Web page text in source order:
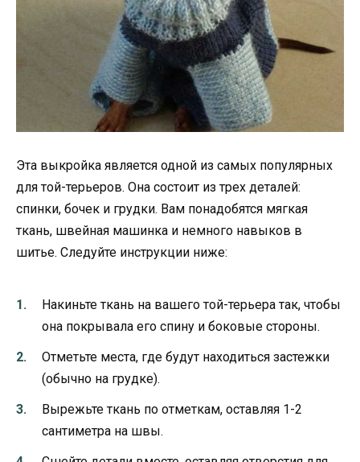
Эта выкройка является одной из самых популярных
для той-терьеров. Она состоит из трех деталей:
спинки, бочек и грудки. Вам понадобятся мягкая
ткань, швейная машинка и немного навыков в
шитье. Следуйте инструкции ниже:
Накиньте ткань на вашего той-терьера так, чтобы
она покрывала его спину и боковые стороны.
Отметьте места, где будут находиться застежки
(обычно на грудке).
Вырежьте ткань по отметкам, оставляя 1-2
сантиметра на швы.